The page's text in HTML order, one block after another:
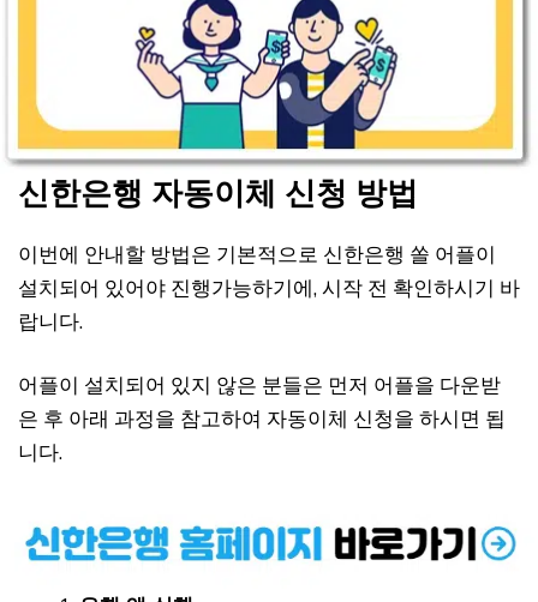
신한은행 자동이체 신청 방법
이번에 안내할 방법은 기본적으로 신한은행 쏠 어플이
설치되어 있어야 진행가능하기에, 시작 전 확인하시기 바
랍니다.
어플이 설치되어 있지 않은 분들은 먼저 어플을 다운받
은 후 아래 과정을 참고하여 자동이체 신청을 하시면 됩
니다.